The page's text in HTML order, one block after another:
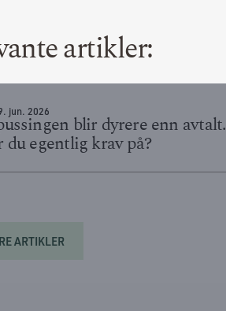
artikler:
jun. 2026
blir dyrere enn avtalt.
du egentlig krav på?
ARTIKLER